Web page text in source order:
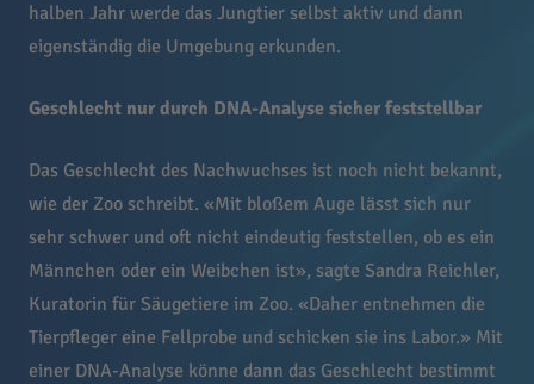
halben Jahr werde das Jungtier selbst aktiv und dann
eigenständig die Umgebung erkunden.
Geschlecht nur durch DNA-Analyse sicher feststellbar
Das Geschlecht des Nachwuchses ist noch nicht bekannt,
wie der Zoo schreibt. «Mit bloßem Auge lässt sich nur
sehr schwer und oft nicht eindeutig feststellen, ob es ein
Männchen oder ein Weibchen ist», sagte Sandra Reichler,
Kuratorin für Säugetiere im Zoo. «Daher entnehmen die
Tierpfleger eine Fellprobe und schicken sie ins Labor.» Mit
einer DNA-Analyse könne dann das Geschlecht bestimmt